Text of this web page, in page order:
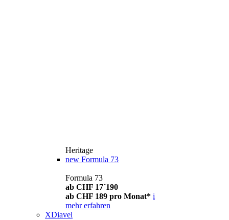
Heritage
new Formula 73
Formula 73
ab CHF 17´190
ab CHF 189 pro Monat* i
mehr erfahren
XDiavel